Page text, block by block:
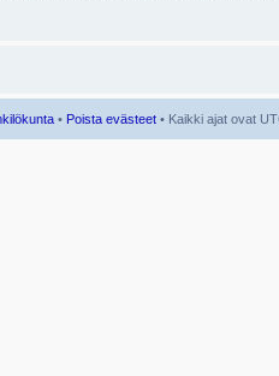
• Poista evästeet • Kaikki ajat ovat